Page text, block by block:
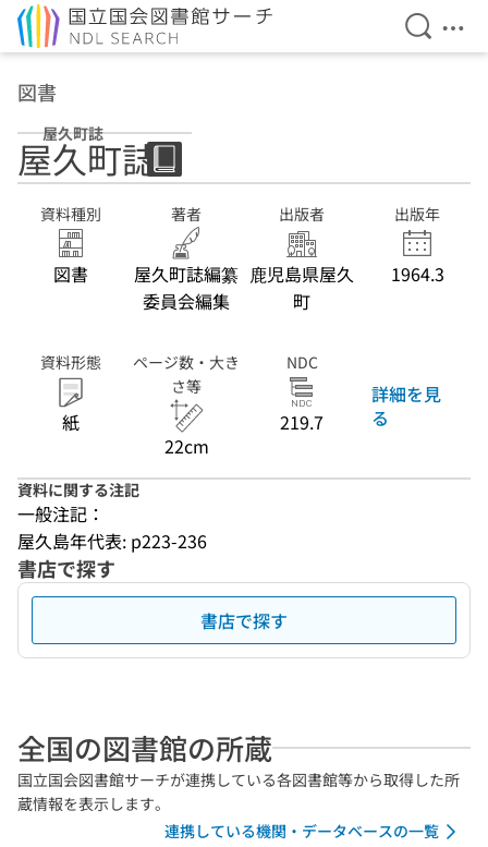
検索を
メ
図書
屋久町誌
屋久町誌
資料種別
図書
著者
屋久町誌編纂
委員会編集
出版者
鹿児島県屋久
町
出版年
1964.3
資料形態
紙
ページ数・大き
さ等
22cm
NDC
219.7
詳細を見
る
資料に関する注記
一般注記：
屋久島年代表: p223-236
書店で探す
書店で探す
全国の図書館の所蔵
国立国会図書館サーチが連携している各図書館等から取得した所
蔵情報を表示します。
連携している機関・データベースの一覧